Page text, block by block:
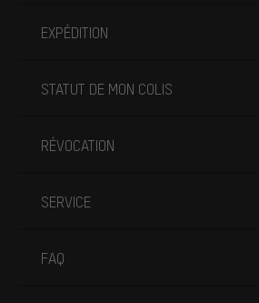
EXPÉDITION
STATUT DE MON COLIS
RÉVOCATION
SERVICE
FAQ